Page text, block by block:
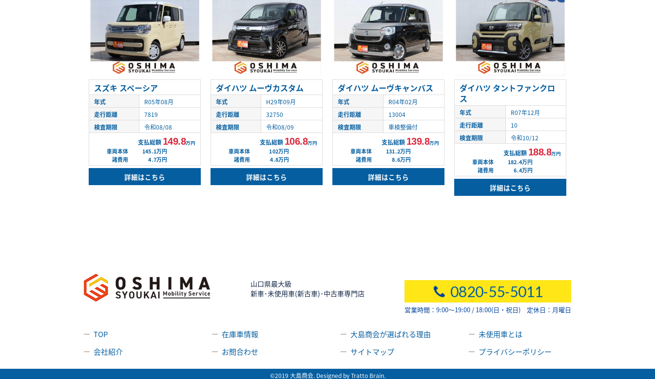
スズキ スペーシア
年式
R05年08月
走行距離
7819
検査期限
令和08/08
支払総額 149.8万円
車両本体
145.1万円
諸費用
4.7万円
詳細はこちら
ダイハツ ムーヴカスタム
年式
H29年09月
走行距離
32750
検査期限
令和08/09
支払総額 106.8万円
車両本体
102万円
諸費用
4.8万円
詳細はこちら
ダイハツ ムーヴキャンバス
年式
R04年02月
走行距離
13004
検査期限
車検整備付
支払総額 139.8万円
車両本体
131.2万円
諸費用
8.6万円
詳細はこちら
ダイハツ タントファンクロ
ス
年式
R07年12月
走行距離
10
検査期限
令和10/12
支払総額 188.8万円
車両本体
182.4万円
諸費用
6.4万円
詳細はこちら
山口県最大級
新車･未使用車(新古車)･中古車専門店
0820-55-5011
営業時間：9:00～19:00 / 18:00(日・祝日) 定休日：月曜日
TOP 在庫車情報 大島商会が選ばれる理由
未使用車とは
会社紹介
お問合わせ サイトマップ プライバシーポリシー
©2019 大島商会. Designed byTratto Brain.